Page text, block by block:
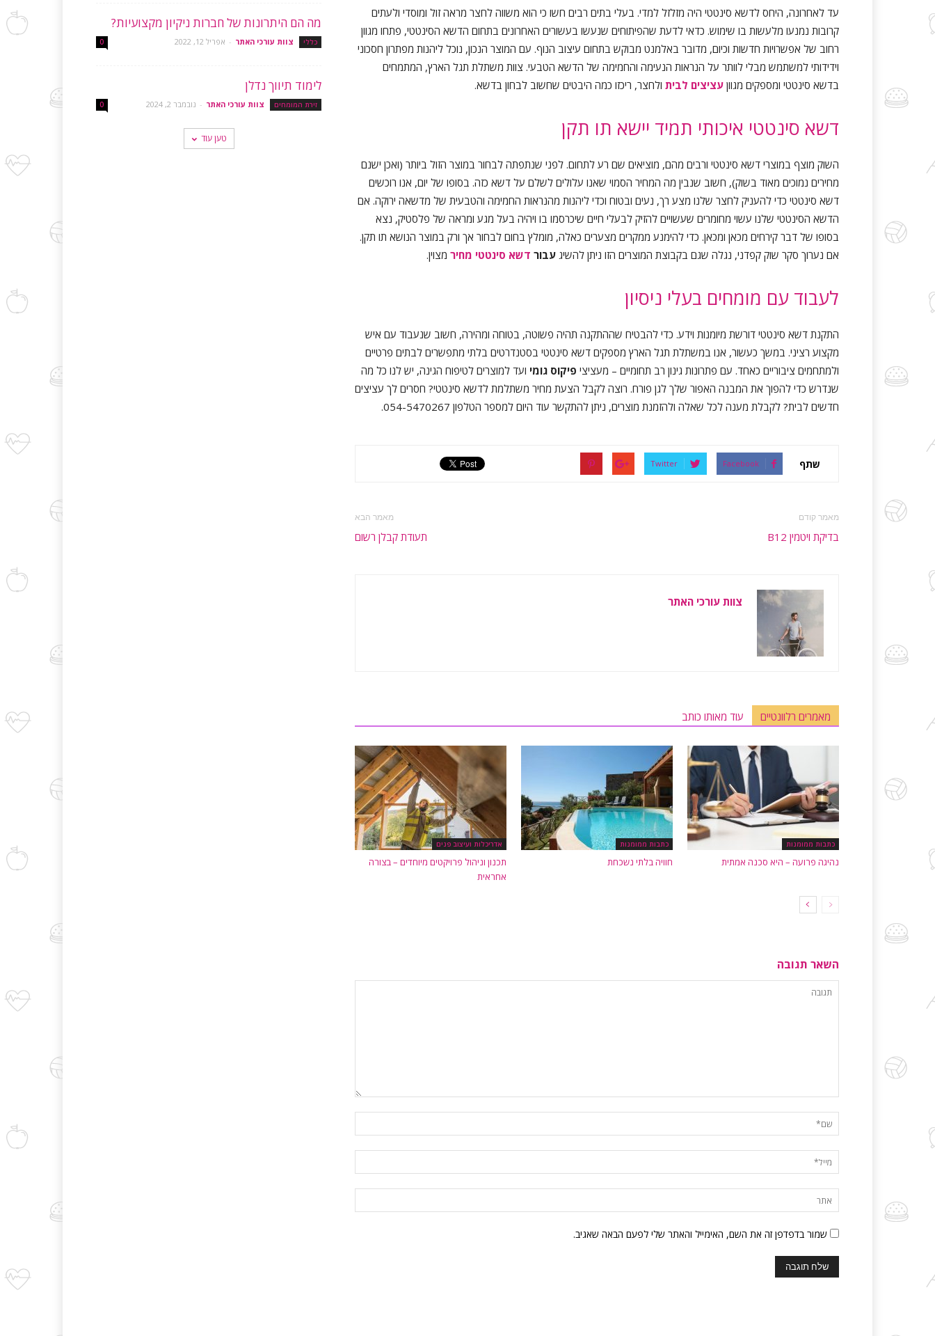
עד לאחרונה, היחס לדשא סינטטי היה מזלזל למדי. בעלי בתים רבים חשו כי הוא משווה לחצר מראה זול ומוסדי ולעתים
קרובות נמנעו מלעשות בו שימוש. כדאי לדעת שהפיתוחים שנעשו בעשורים האחרונים בתחום הדשא הסינטטי, פתחו מגוון
רחוב של אפשרויות חדשות וכיום, מדובר באלמנט מבוקש בתחום עיצוב הנוף. עם המוצר הנכון, נוכל ליהנות מפתרון חסכוני
וידידותי למשתמש מבלי לוותר על הנראות הנעימה והחמימה של הדשא הטבעי. צוות משתלת תגל הארץ, המתמחים
בדשא סינטטי ומספקים מגוון עציצים לבית ולחצר, ריכזו כמה היבטים שחשוב לבחון בדשא.
דשא סינטטי איכותי תמיד יישא תו תקן
השוק מוצף במוצרי דשא סינטטי ורבים מהם, מוציאים שם רע לתחום. לפני שנתפתה לבחור במוצר הזול ביותר (ואכן ישנם
מחירים נמוכים מאוד בשוק), חשוב שנבין מה המחיר הסמוי שאנו עלולים לשלם על דשא כזה. בסופו של יום, אנו רוכשים
דשא סינטטי כדי להעניק לחצר שלנו מצע רך, נעים ובטוח וכדי ליהנות מהנראות החמימה והטבעית של מדשאה ירוקה. אם
הדשא הסינטטי שלנו עשוי מחומרים שעשויים להזיק לבעלי חיים שיכרסמו בו ויהיה בעל מגע ומראה של פלסטיק, נצא
בסופו של דבר קירחים מכאן ומכאן. כדי להימנע ממקרים מצערים כאלה, מומלץ בחום לבחור אך ורק במוצר הנושא תו תקן.
אם נערוך סקר שוק קפדני, נגלה שגם בקבוצת המוצרים הזו ניתן להשיג עבור דשא סינטטי מחיר מצוין.
לעבוד עם מומחים בעלי ניסיון
התקנת דשא סינטטי דורשת מיומנות וידע. כדי להבטיח שההתקנה תהיה פשוטה, בטוחה ומהירה, חשוב שנעבוד עם איש
מקצוע רציני. במשך כעשור, אנו במשתלת תגל הארץ מספקים דשא סינטטי בסטנדרטים בלתי מתפשרים לבתים פרטיים
ולמתחמים ציבוריים כאחד. עם פתרונות גינון רב תחומיים – מעציצי פיקוס גומי ועד למוצרים לטיפוח הגינה, יש לנו כל מה
שנדרש כדי להפוך את המבנה האפור שלך לגן פורח. רוצה לקבל הצעת מחיר משתלמת לדשא סינטטי? חסרים לך עציצים
חדשים לבית? לקבלת מענה לכל שאלה ולהזמנת מוצרים, ניתן להתקשר עוד היום למספר הטלפון 054-5470267.
שתף Facebook
Twitter
מאמר קודם
בדיקת ויטמין B12
מאמר הבא
תעודת קבלן רשום
צוות עורכי האתר
מאמרים רלוונטיים עוד מאותו כותב
כתבות ממומנות
נהיגה פרועה – היא סכנה אמתית
כתבות ממומנות
חוויה בלתי נשכחת
אדריכלות ועיצוב פנים
תכנון וניהול פרויקטים מיוחדים – בצורה
אחראית
השאר תגובה
שמור בדפדפן זה את השם, האימייל והאתר שלי לפעם הבאה שאגיב.
מה הם היתרונות של חברות ניקיון מקצועיות?
כללי צוות עורכי האתר - אפריל 12, 2022 0
לימוד תיווך נדלן
זירת המומחים צוות עורכי האתר - נובמבר 2, 2024 0
טען עוד